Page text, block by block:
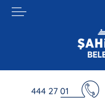
444 27 01